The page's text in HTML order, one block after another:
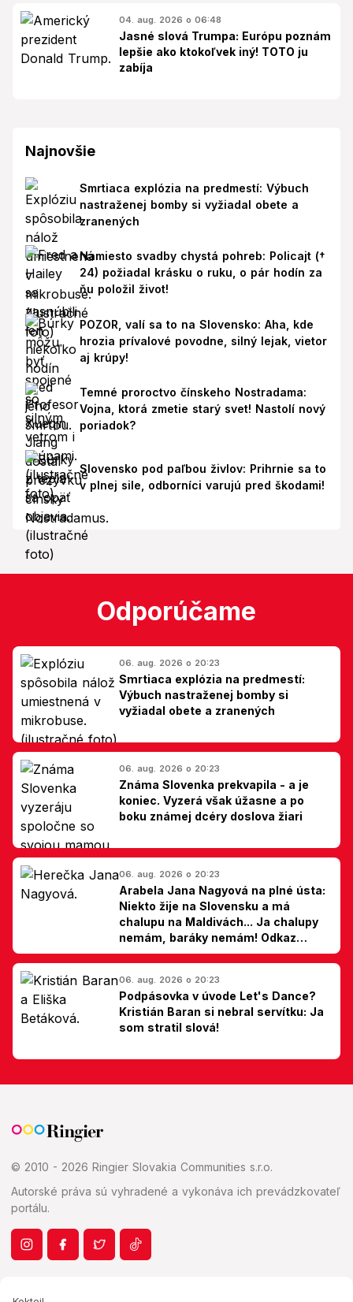
04. aug. 2026 o 06:48
Jasné slová Trumpa: Európu poznám
lepšie ako ktokoľvek iný! TOTO ju
zabíja
Najnovšie
Smrtiaca explózia na predmestí: Výbuch
nastraženej bomby si vyžiadal obete a
zranených
Namiesto svadby chystá pohreb: Policajt (†
24) požiadal krásku o ruku, o pár hodín za
ňu položil život!
POZOR, valí sa to na Slovensko: Aha, kde
hrozia prívalové povodne, silný lejak, vietor
aj krúpy!
Temné proroctvo čínskeho Nostradama:
Vojna, ktorá zmetie starý svet! Nastolí nový
poriadok?
Slovensko pod paľbou živlov: Prihrnie sa to
v plnej sile, odborníci varujú pred škodami!
Odporúčame
06. aug. 2026 o 20:23
Smrtiaca explózia na predmestí:
Výbuch nastraženej bomby si
vyžiadal obete a zranených
06. aug. 2026 o 20:23
Známa Slovenka prekvapila - a je
koniec. Vyzerá však úžasne a po
boku známej dcéry doslova žiari
06. aug. 2026 o 20:23
Arabela Jana Nagyová na plné ústa:
Niekto žije na Slovensku a má
chalupu na Maldivách... Ja chalupy
nemám, baráky nemám! Odkaz
Slovákom
06. aug. 2026 o 20:23
Podpásovka v úvode Let's Dance?
Kristián Baran si nebral servítku: Ja
som stratil slová!
© 2010 - 2026 Ringier Slovakia Communities s.r.o.
Autorské práva sú vyhradené a vykonáva ich prevádzkovateľ
portálu.